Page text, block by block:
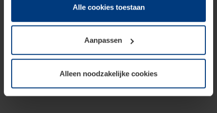
Juridisch hebben wij het recht om cookies op uw
van deze pagina's absoluut vereist is. Voor alle andere
soorten cookies is uw toestemming benodigd. Uw
toestemming kunt u op elk moment bij de uitleg van de
wijzigen of herroepen.
Alle cookies toestaan
Aanpassen
Alleen noodzakelijke cookies